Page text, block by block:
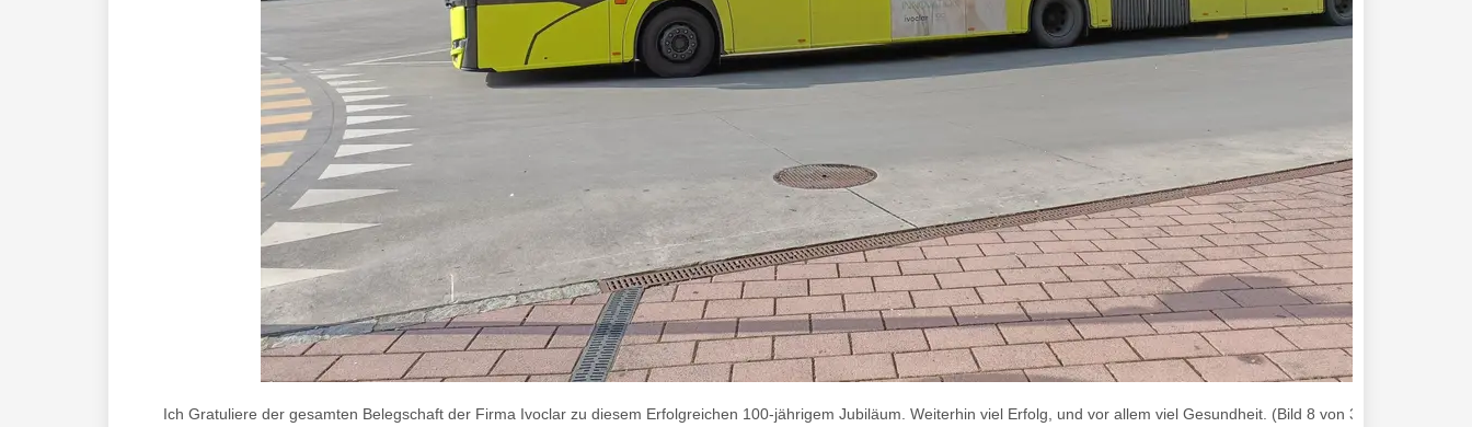
Ich Gratuliere der gesamten Belegschaft der Firma Ivoclar zu diesem Erfolgreichen 100-jährigem Jubiläum. Weiterhin viel Erfolg, und vor allem viel Gesundheit. (Bild 8 von 34) , Foto von